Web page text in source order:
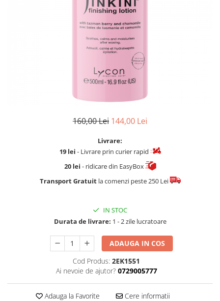
Gel pentru sprancene
Palete Contouring
Pensule Profesionale
Aur Cosmetic
160,00 Lei 144,00 Lei
Livrare:
19 lei - Livrare prin curier rapid
20 lei - ridicare din EasyBox
Transport Gratuitla comenzi peste 250 Lei
IN STOC
Durata de livrare: 1 - 2 zile lucratoare
ADAUGA IN COS
Cod Produs: 2EK1551
Ai nevoie de ajutor? 0729005777
Adauga la Favorite Cere informatii